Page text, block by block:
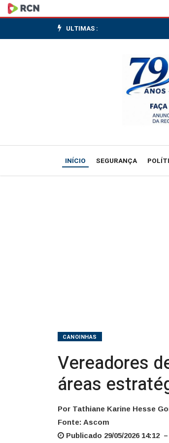
Vereadores
de
gastos
públicos
ULTIMAS :
INÍCIO SEGURANÇA
CANOINHAS
Vereadores
áreas
Por Tathiane Karine Hesse
Fonte: Ascom
Publicado 29/05/2026 14:12